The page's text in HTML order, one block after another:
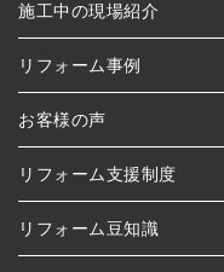
施工中の現場紹介
リフォーム事例
お客様の声
リフォーム支援制度
リフォーム豆知識